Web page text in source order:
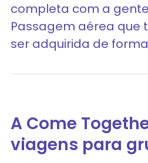
completa com a
Passagem aérea que
ser adquirida de
A Come
viagens para